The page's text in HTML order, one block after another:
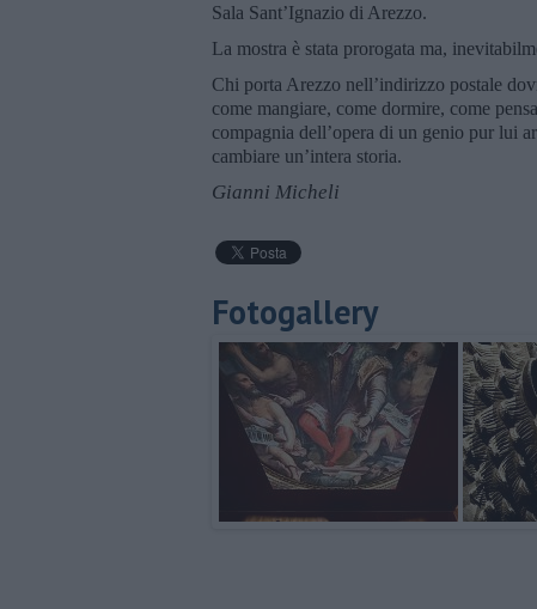
Sala Sant’Ignazio di Arezzo.
La mostra è stata prorogata ma,
Chi porta Arezzo nell’indirizzo postale
come mangiare, come dormire, come
compagnia dell’opera di un genio pur lui
cambiare un’intera storia.
Gianni Micheli
Fotogallery